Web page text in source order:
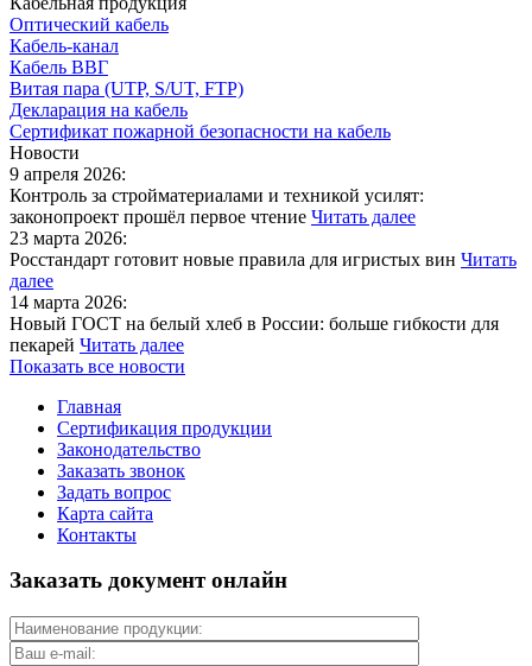
Оптический кабель
Кабель-канал
Кабель ВВГ
Витая пара (UTP, S/UT, FTP)
Декларация на кабель
Сертификат пожарной безопасности на кабель
Новости
9 апреля 2026:
Контроль за стройматериалами и техникой усилят:
законопроект прошёл первое чтение Читать далее
23 марта 2026:
Росстандарт готовит новые правила для игристых вин Читать
далее
14 марта 2026:
Новый ГОСТ на белый хлеб в России: больше гибкости для
пекарей Читать далее
Показать все новости
Главная
Сертификация продукции
Законодательство
Заказать звонок
Задать вопрос
Карта сайта
Контакты
Заказать документ онлайн